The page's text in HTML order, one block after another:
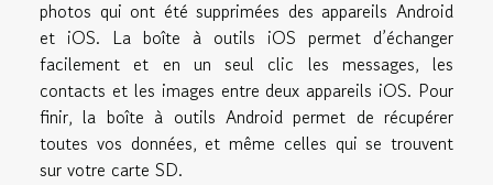
photos qui ont été supprimées des appareils Android
et iOS. La boîte à outils iOS permet d’échanger
facilement et en un seul clic les messages, les
contacts et les images entre deux appareils iOS. Pour
finir, la boîte à outils Android permet de récupérer
toutes vos données, et même celles qui se trouvent
sur votre carte SD.